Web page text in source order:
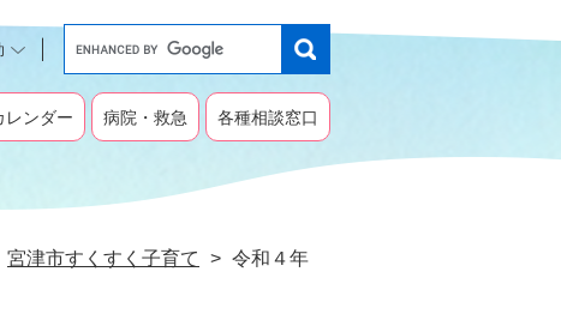
o
g
l
タ
ム
レンダー 病院・救急 各種相談窓口
宮津市すくすく子育て > 令和４年